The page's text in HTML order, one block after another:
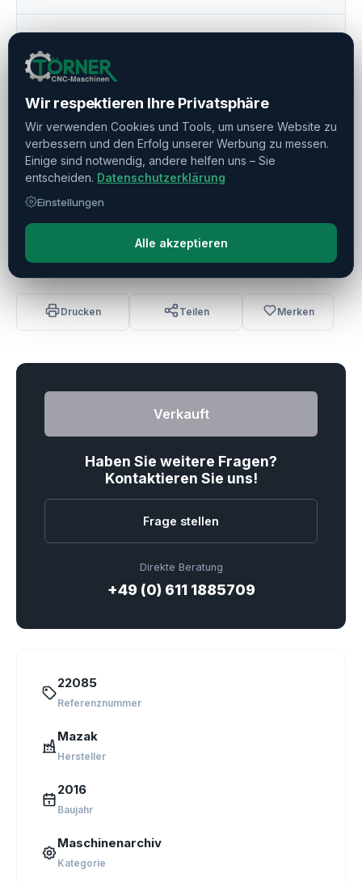
Unterer Revolver
Späneförderer U. Kühlmittelsystem
Softwareoptionen
Drucken Teilen Merken
Verkauft
Haben Sie weitere Fragen?
Kontaktieren Sie uns!
Frage stellen
Direkte Beratung
+49 (0) 611 1885709
22085
Referenznummer
Mazak
Hersteller
2016
Baujahr
Maschinenarchiv
Kategorie
Wir respektieren Ihre Privatsphäre
Wir verwenden Cookies und Tools, um unsere Website zu
verbessern und den Erfolg unserer Werbung zu messen.
Einige sind notwendig, andere helfen uns – Sie
entscheiden. Datenschutzerklärung
Einstellungen
Alle akzeptieren